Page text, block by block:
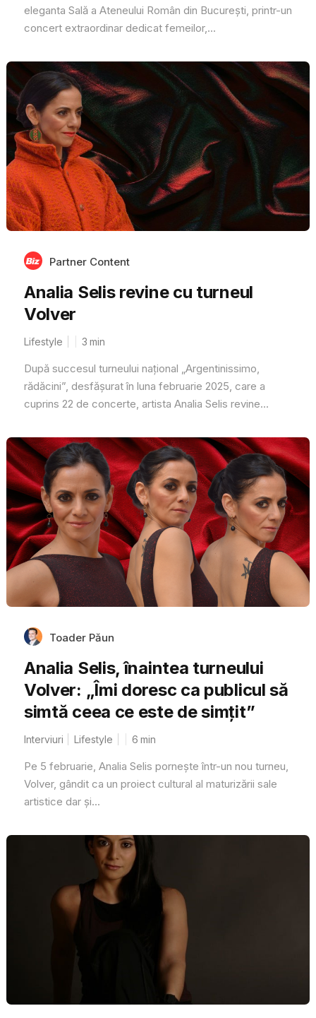
eleganta Sală a Ateneului Român din București, printr-un
concert extraordinar dedicat femeilor,...
Partner Content
Analia Selis revine cu turneul
Volver
Lifestyle 3 min
După succesul turneului național „Argentinissimo,
rădăcini”, desfășurat în luna februarie 2025, care a
cuprins 22 de concerte, artista Analia Selis revine...
Toader Păun
Analia Selis, înaintea turneului
Volver: „Îmi doresc ca publicul să
simtă ceea ce este de simțit”
Interviuri Lifestyle 6 min
Pe 5 februarie, Analia Selis pornește într-un nou turneu,
Volver, gândit ca un proiect cultural al maturizării sale
artistice dar și...